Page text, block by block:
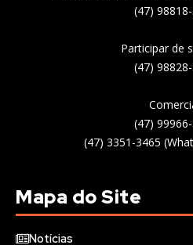
(47)
Participar de
(47)
(47)
(47) 3351-3465
Mapa do Site
Notícias